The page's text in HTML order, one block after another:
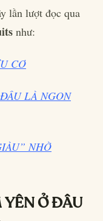
lần lượt đọc qua
như:
CƠ
LÀ NGON
NHỜ
Ở ĐÂU